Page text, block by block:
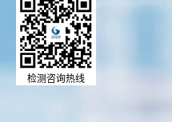
检测咨询热线